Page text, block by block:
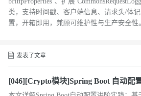
类，支持时间戳、客户端信息、请求头/体
置，开箱即用，兼顾可维护性与生产安全性
发表了文章
[046][Crypto模块]Spring Boot 自动配
解密处理器